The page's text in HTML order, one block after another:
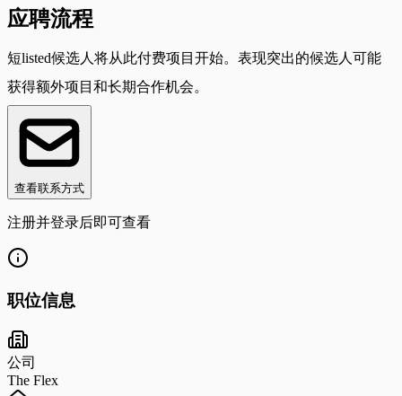
应聘流程
短listed候选人将从此付费项目开始。表现突出的候选人可能
获得额外项目和长期合作机会。
查看联系方式
注册并登录后即可查看
职位信息
公司
The Flex